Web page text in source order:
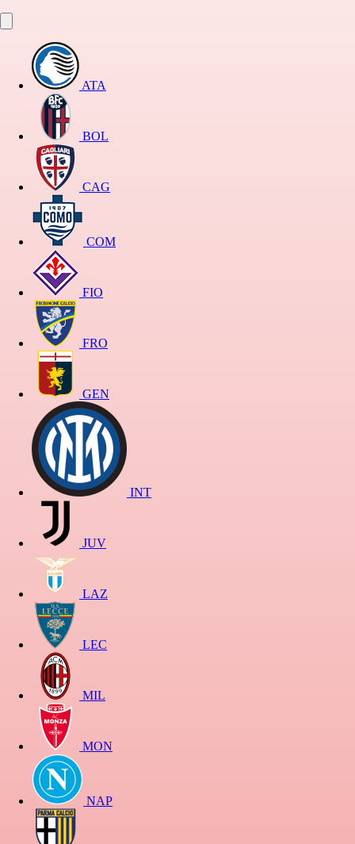
ATA
BOL
CAG
COM
FIO
FRO
GEN
INT
JUV
LAZ
LEC
MIL
MON
NAP